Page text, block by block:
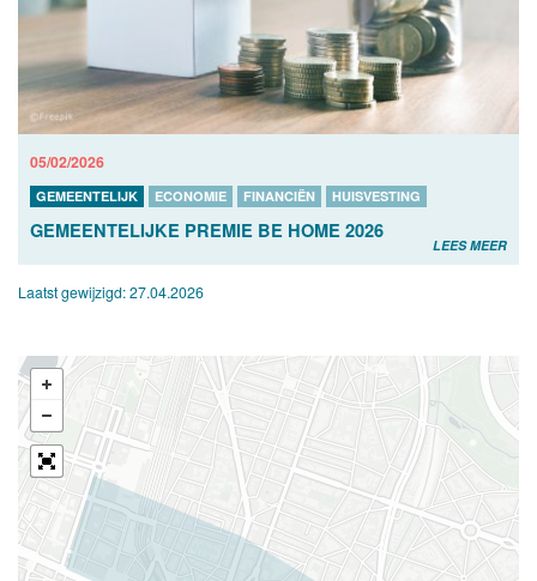
05/02/2026
GEMEENTELIJK ECONOMIE FINANCIËN HUISVESTING
GEMEENTELIJKE PREMIE BE HOME 2026
LEES MEER
Laatst gewijzigd:27.04.2026